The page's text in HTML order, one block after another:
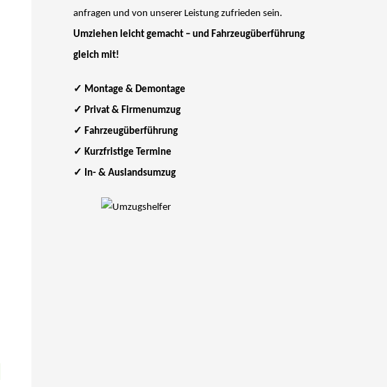
anfragen und von unserer Leistung zufrieden sein.
Umziehen leicht gemacht – und Fahrzeugüberführung
gleich mit!
✓ Montage & Demontage
✓ Privat & Firmenumzug
✓ Fahrzeugüberführung
✓ Kurzfristige Termine
✓ In- & Auslandsumzug